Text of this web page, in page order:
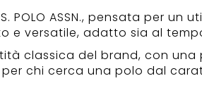
POLO ASSN., pensata per
e versatile, adatto sia al
classica del brand, con
per chi cerca una polo dal